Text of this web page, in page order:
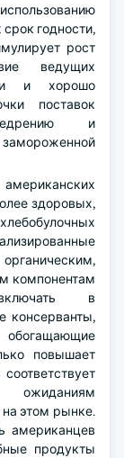
годности,
рост
ведущих
и хорошо
поставок
и
здоровых,
компонентам
в
консерванты,
повышает
этом рынке.
американцев
продукты